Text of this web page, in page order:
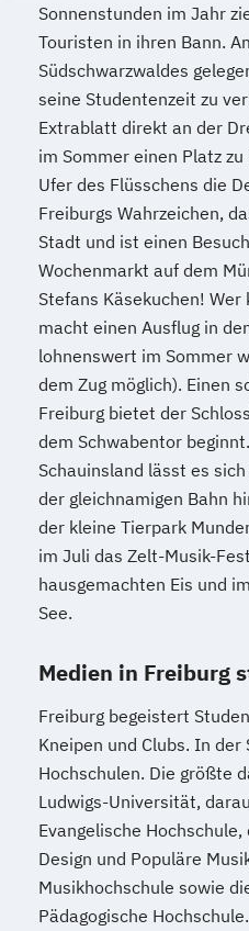
Sonnenstunden im Jahr
Touristen in ihren Bann.
Südschwarzwaldes
seine Studentenzeit zu
Extrablatt direkt an der
im Sommer einen Platz
Ufer des Flüsschens die
Freiburgs Wahrzeichen,
Stadt und ist einen
Wochenmarkt auf dem
Stefans Käsekuchen!
macht einen Ausflug in
lohnenswert im Sommer
dem Zug möglich). Einen
Freiburg bietet der
dem Schwabentor
Schauinsland lässt es
der gleichnamigen Bahn
der kleine Tierpark
im Juli das Zelt-Musik-
hausgemachten Eis und
See.
Medien in Freiburg
Freiburg begeistert
Kneipen und Clubs. In
Hochschulen. Die größte
Ludwigs-Universität,
Evangelische
Design und Populäre
Musikhochschule sowie
Pädagogische